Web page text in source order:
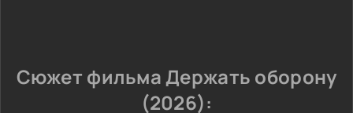
Сюжет фильма Держать оборону
(2026):